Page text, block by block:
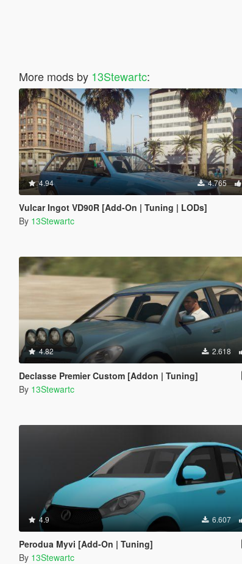
More mods by 13Stewartc:
4.94 4.765
Vulcar Ingot VD90R [Add-On | Tuning | LODs]
By 13Stewartc
4.82 2.618
Declasse Premier Custom [Addon | Tuning]
By 13Stewartc
4.9 6.607
Perodua Myvi [Add-On | Tuning]
By 13Stewartc